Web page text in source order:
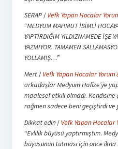
SERAP/ Vefk Yapan Hocalar
“MEDYUM MAHMUT İSİMLİ
YAPTIRDIĞIM YILDIZNAMEDE İŞE
YAZMIYOR. TAMAMEN
YOLLAMIŞ…”
Mert/ Vefk Yapan Hocalar Yorum
arkadaşlar Medyum Hafize’ye
maalesef etkili olmadı.
rağmen sadece beni geçiştirdi ve
Dikkat edin/ Vefk Yapan Hocalar
“Evlilik büyüsü yaptırmıştım.
büyüsünün tutması için önce ikna